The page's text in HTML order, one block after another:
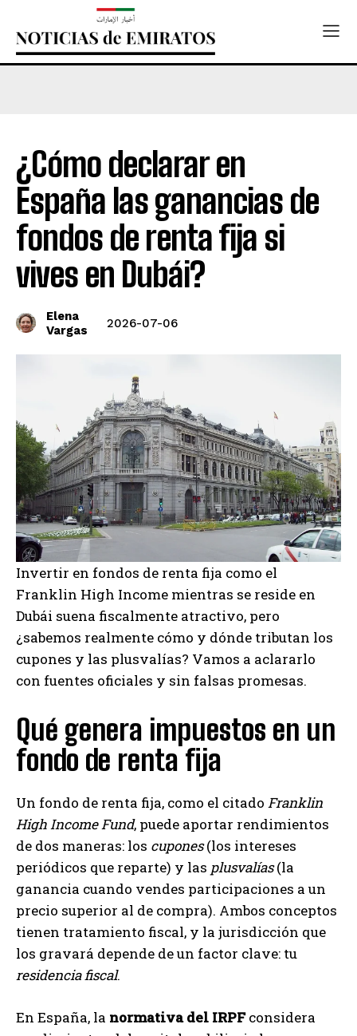
¿Cómo declarar en
España las ganancias de
fondos de renta fija si
vives en Dubái?
Elena
Vargas
2026-07-06
Invertir en fondos de renta fija como el
Franklin High Income mientras se reside en
Dubái suena fiscalmente atractivo, pero
¿sabemos realmente cómo y dónde tributan los
cupones y las plusvalías? Vamos a aclararlo
con fuentes oficiales y sin falsas promesas.
Qué genera impuestos en un
fondo de renta fija
Un fondo de renta fija, como el citado Franklin
High Income Fund, puede aportar rendimientos
de dos maneras: los cupones(los intereses
periódicos que reparte) y las plusvalías(la
ganancia cuando vendes participaciones a un
precio superior al de compra). Ambos conceptos
tienen tratamiento fiscal, y la jurisdicción que
los gravará depende de un factor clave: tu
residencia fiscal.
En España, la normativa del IRPFconsidera